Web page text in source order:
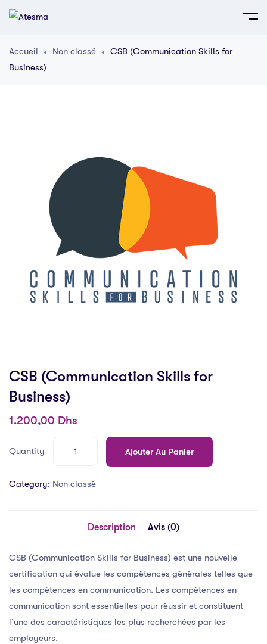
Accueil Non classé
CSB (Communication Skills for
Business)
CSB (Communication Skills for
Business)
1.200,00 Dhs
Quantity Ajouter Au Panier
Category: Non classé
Description Avis (0)
CSB (Communication Skills for Business) est une nouvelle
certification qui évalue les compétences générales telles que
les compétences en communication. Les compétences en
communication sont essentielles pour réussir et constituent
l’une des caractéristiques les plus recherchées par les
employeurs.